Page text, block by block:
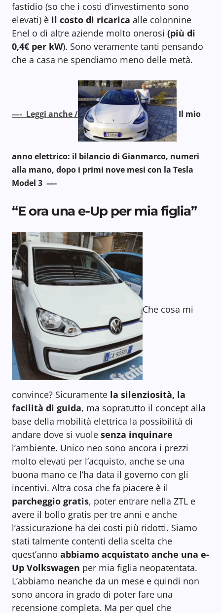
fastidio (so che i costi d’investimento sono
elevati) è il costo di ricarica alle colonnine
Enel o di altre aziende molto onerosi (più di
0,4€ per kW). Sono veramente tanti pensando
che a casa ne spendiamo meno delle metà.
—- Leggi anche / Il mio
anno elettrico: il bilancio di Gianmarco, numeri
alla mano, dopo i primi nove mesi con la Tesla
Model 3 —-
“E ora una e-Up per mia figlia”
Che cosa mi
convince? Sicuramente la silenziosità, la
facilità di guida, ma sopratutto il concept alla
base della mobilità elettrica la possibilità di
andare dove si vuole senza inquinare
l’ambiente. Unico neo sono ancora i prezzi
molto elevati per l’acquisto, anche se una
buona mano ce l’ha data il governo con gli
incentivi. Altra cosa che fa piacere è il
parcheggio gratis, poter entrare nella ZTL e
avere il bollo gratis per tre anni e anche
l’assicurazione ha dei costi più ridotti. Siamo
stati talmente contenti della scelta che
quest’anno abbiamo acquistato anche una e-
Up Volkswagen per mia figlia neopatentata.
L’abbiamo neanche da un mese e quindi non
sono ancora in grado di poter fare una
recensione completa. Ma per quel che